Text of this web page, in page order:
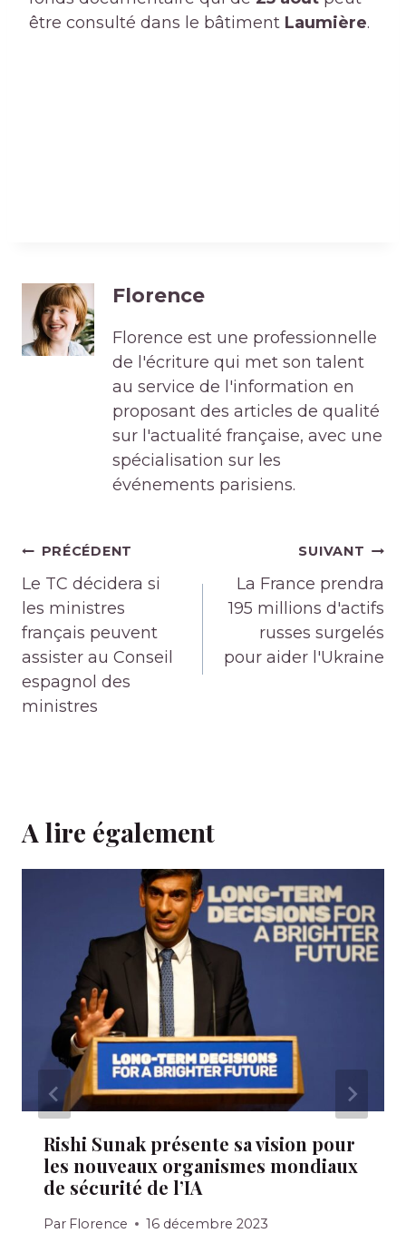
être consulté dans le bâtiment Laumière.
Florence
Florence est une professionnelle
de l'écriture qui met son talent
au service de l'information en
proposant des articles de qualité
sur l'actualité française, avec une
spécialisation sur les
événements parisiens.
Navigation
de
l’article
PRÉCÉDENT
Le TC décidera si
les ministres
français peuvent
assister au Conseil
espagnol des
ministres
SUIVANT
La France prendra
195 millions d'actifs
russes surgelés
pour aider l'Ukraine
A lire également
Rishi Sunak présente sa vision pour
les nouveaux organismes mondiaux
de sécurité de l’IA
Par Florence 16 décembre 2023